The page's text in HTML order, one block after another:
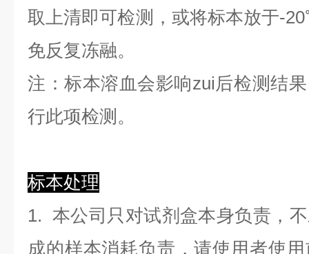
取上清即可检测，或将标本放于-
免反复冻融。
注：标本溶血会影响zui后检测结
行此项检测。
标本处理
1. 本公司只对试剂盒本身负责，
成的样本消耗负责，请使用者使